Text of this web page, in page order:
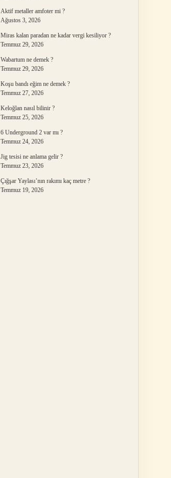
Aktif metaller amfoter mi ?
Ağustos 3, 2026
Miras kalan paradan ne kadar vergi kesiliyor ?
Temmuz 29, 2026
Wabartum ne demek ?
Temmuz 29, 2026
Koşu bandı eğim ne demek ?
Temmuz 27, 2026
Keloğlan nasıl bilinir ?
Temmuz 25, 2026
6 Underground 2 var mı ?
Temmuz 24, 2026
Jig tesisi ne anlama gelir ?
Temmuz 23, 2026
Çığşar Yaylası’nın rakımı kaç metre ?
Temmuz 19, 2026